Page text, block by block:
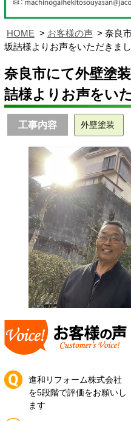
HOME お客様の声
奈良
坂詰様よりお声をいただきまし
奈良市にて外壁塗
詰様よりお声をい
工事内容 外壁塗装
進和リフォーム株式会社
を5段階で評価をお願いし
ます